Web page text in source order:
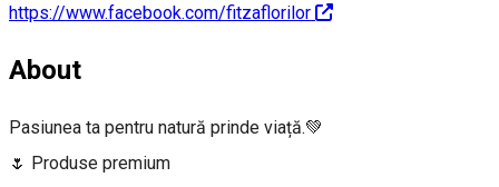
https://www.facebook.com/fitzaflorilor
About
Pasiunea ta pentru natură prinde viață.💚
🌷 Produse premium